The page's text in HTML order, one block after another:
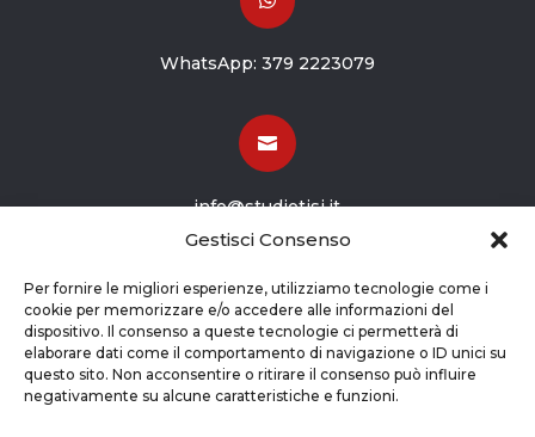
Gestisci Consenso
Per fornire le migliori esperienze, utilizziamo tecnologie come i
cookie per memorizzare e/o accedere alle informazioni del
dispositivo. Il consenso a queste tecnologie ci permetterà di
elaborare dati come il comportamento di navigazione o ID unici su
questo sito. Non acconsentire o ritirare il consenso può influire
negativamente su alcune caratteristiche e funzioni.
WhatsApp: 379 2223079

info@studiotisi.it

Viale Europa 8
Grassobbio BG (24050)